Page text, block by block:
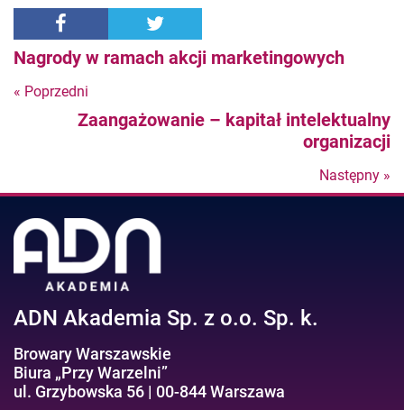
Nagrody w ramach akcji marketingowych
« Poprzedni
Zaangażowanie – kapitał intelektualny
organizacji
Następny »
ADN Akademia Sp. z o.o. Sp. k.
Browary Warszawskie
Biura „Przy Warzelni”
ul. Grzybowska 56 | 00-844 Warszawa